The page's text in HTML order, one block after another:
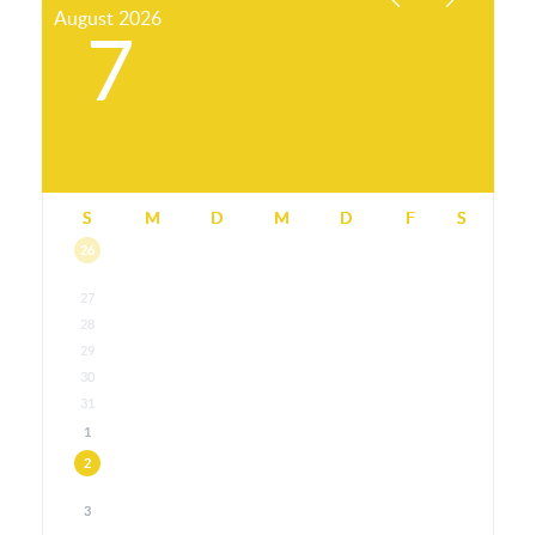
August 2026
7
S M D M D F S
26
27
28
29
30
31
1
2
3